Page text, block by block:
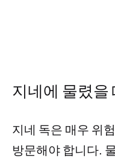
지네에 물렸을
지네 독은 매우 위
방문해야 합니다.